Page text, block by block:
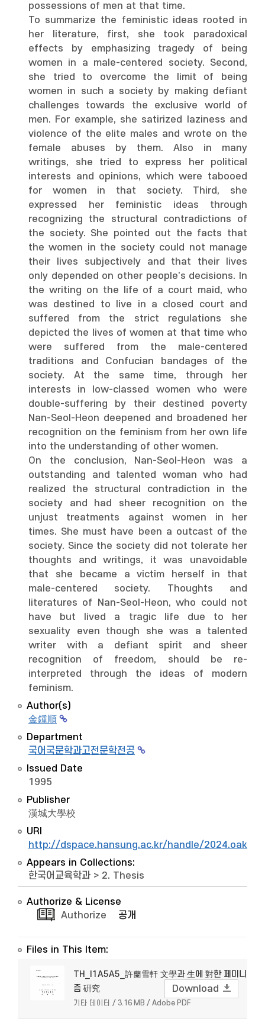
possessions of men at that time.
To summarize the feministic ideas rooted in
her literature, first, she took paradoxical
effects by emphasizing tragedy of being
women in a male-centered society. Second,
she tried to overcome the limit of being
women in such a society by making defiant
challenges towards the exclusive world of
men. For example, she satirized laziness and
violence of the elite males and wrote on the
female abuses by them. Also in many
writings, she tried to express her political
interests and opinions, which were tabooed
for women in that society. Third, she
expressed her feministic ideas through
recognizing the structural contradictions of
the society. She pointed out the facts that
the women in the society could not manage
their lives subjectively and that their lives
only depended on other people's decisions. In
the writing on the life of a court maid, who
was destined to live in a closed court and
suffered from the strict regulations she
depicted the lives of women at that time who
were suffered from the male-centered
traditions and Confucian bandages of the
society. At the same time, through her
interests in low-classed women who were
double-suffering by their destined poverty
Nan-Seol-Heon deepened and broadened her
recognition on the feminism from her own life
into the understanding of other women.
On the conclusion, Nan-Seol-Heon was a
outstanding and talented woman who had
realized the structural contradiction in the
society and had sheer recognition on the
unjust treatments against women in her
times. She must have been a outcast of the
society. Since the society did not tolerate her
thoughts and writings, it was unavoidable
that she became a victim herself in that
male-centered society. Thoughts and
literatures of Nan-Seol-Heon, who could not
have but lived a tragic life due to her
sexuality even though she was a talented
writer with a defiant spirit and sheer
recognition of freedom, should be re-
interpreted through the ideas of modern
feminism.
Author(s)
金鍾順
Department
국어국문학과고전문학전공
Issued Date
1995
Publisher
漢城大學校
URI
http://dspace.hansung.ac.kr/handle/2024.oak/
Appears in Collections:
한국어교육학과 > 2. Thesis
Authorize & License
Authorize
공개
Files in This Item:
TH_I1A5A5_許蘭雪軒 文學과 生에 對한 페미니
즘 硏究
기타 데이터 / 3.16 MB / Adobe PDF
Download